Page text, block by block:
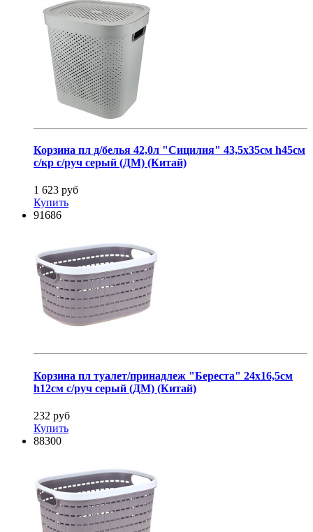
Корзина пл д/белья 42,0л "Сицилия" 43,5х35см h45см
с/кр с/руч серый (ДМ) (Китай)
1 623 руб
Купить
91686
Корзина пл туалет/принадлеж "Береста" 24х16,5см
h12см с/руч серый (ДМ) (Китай)
232 руб
Купить
88300